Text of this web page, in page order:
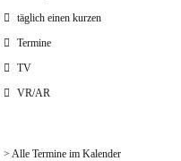
täglich einen kurzen
Termine
TV
VR/AR
> Alle Termine im Kalender